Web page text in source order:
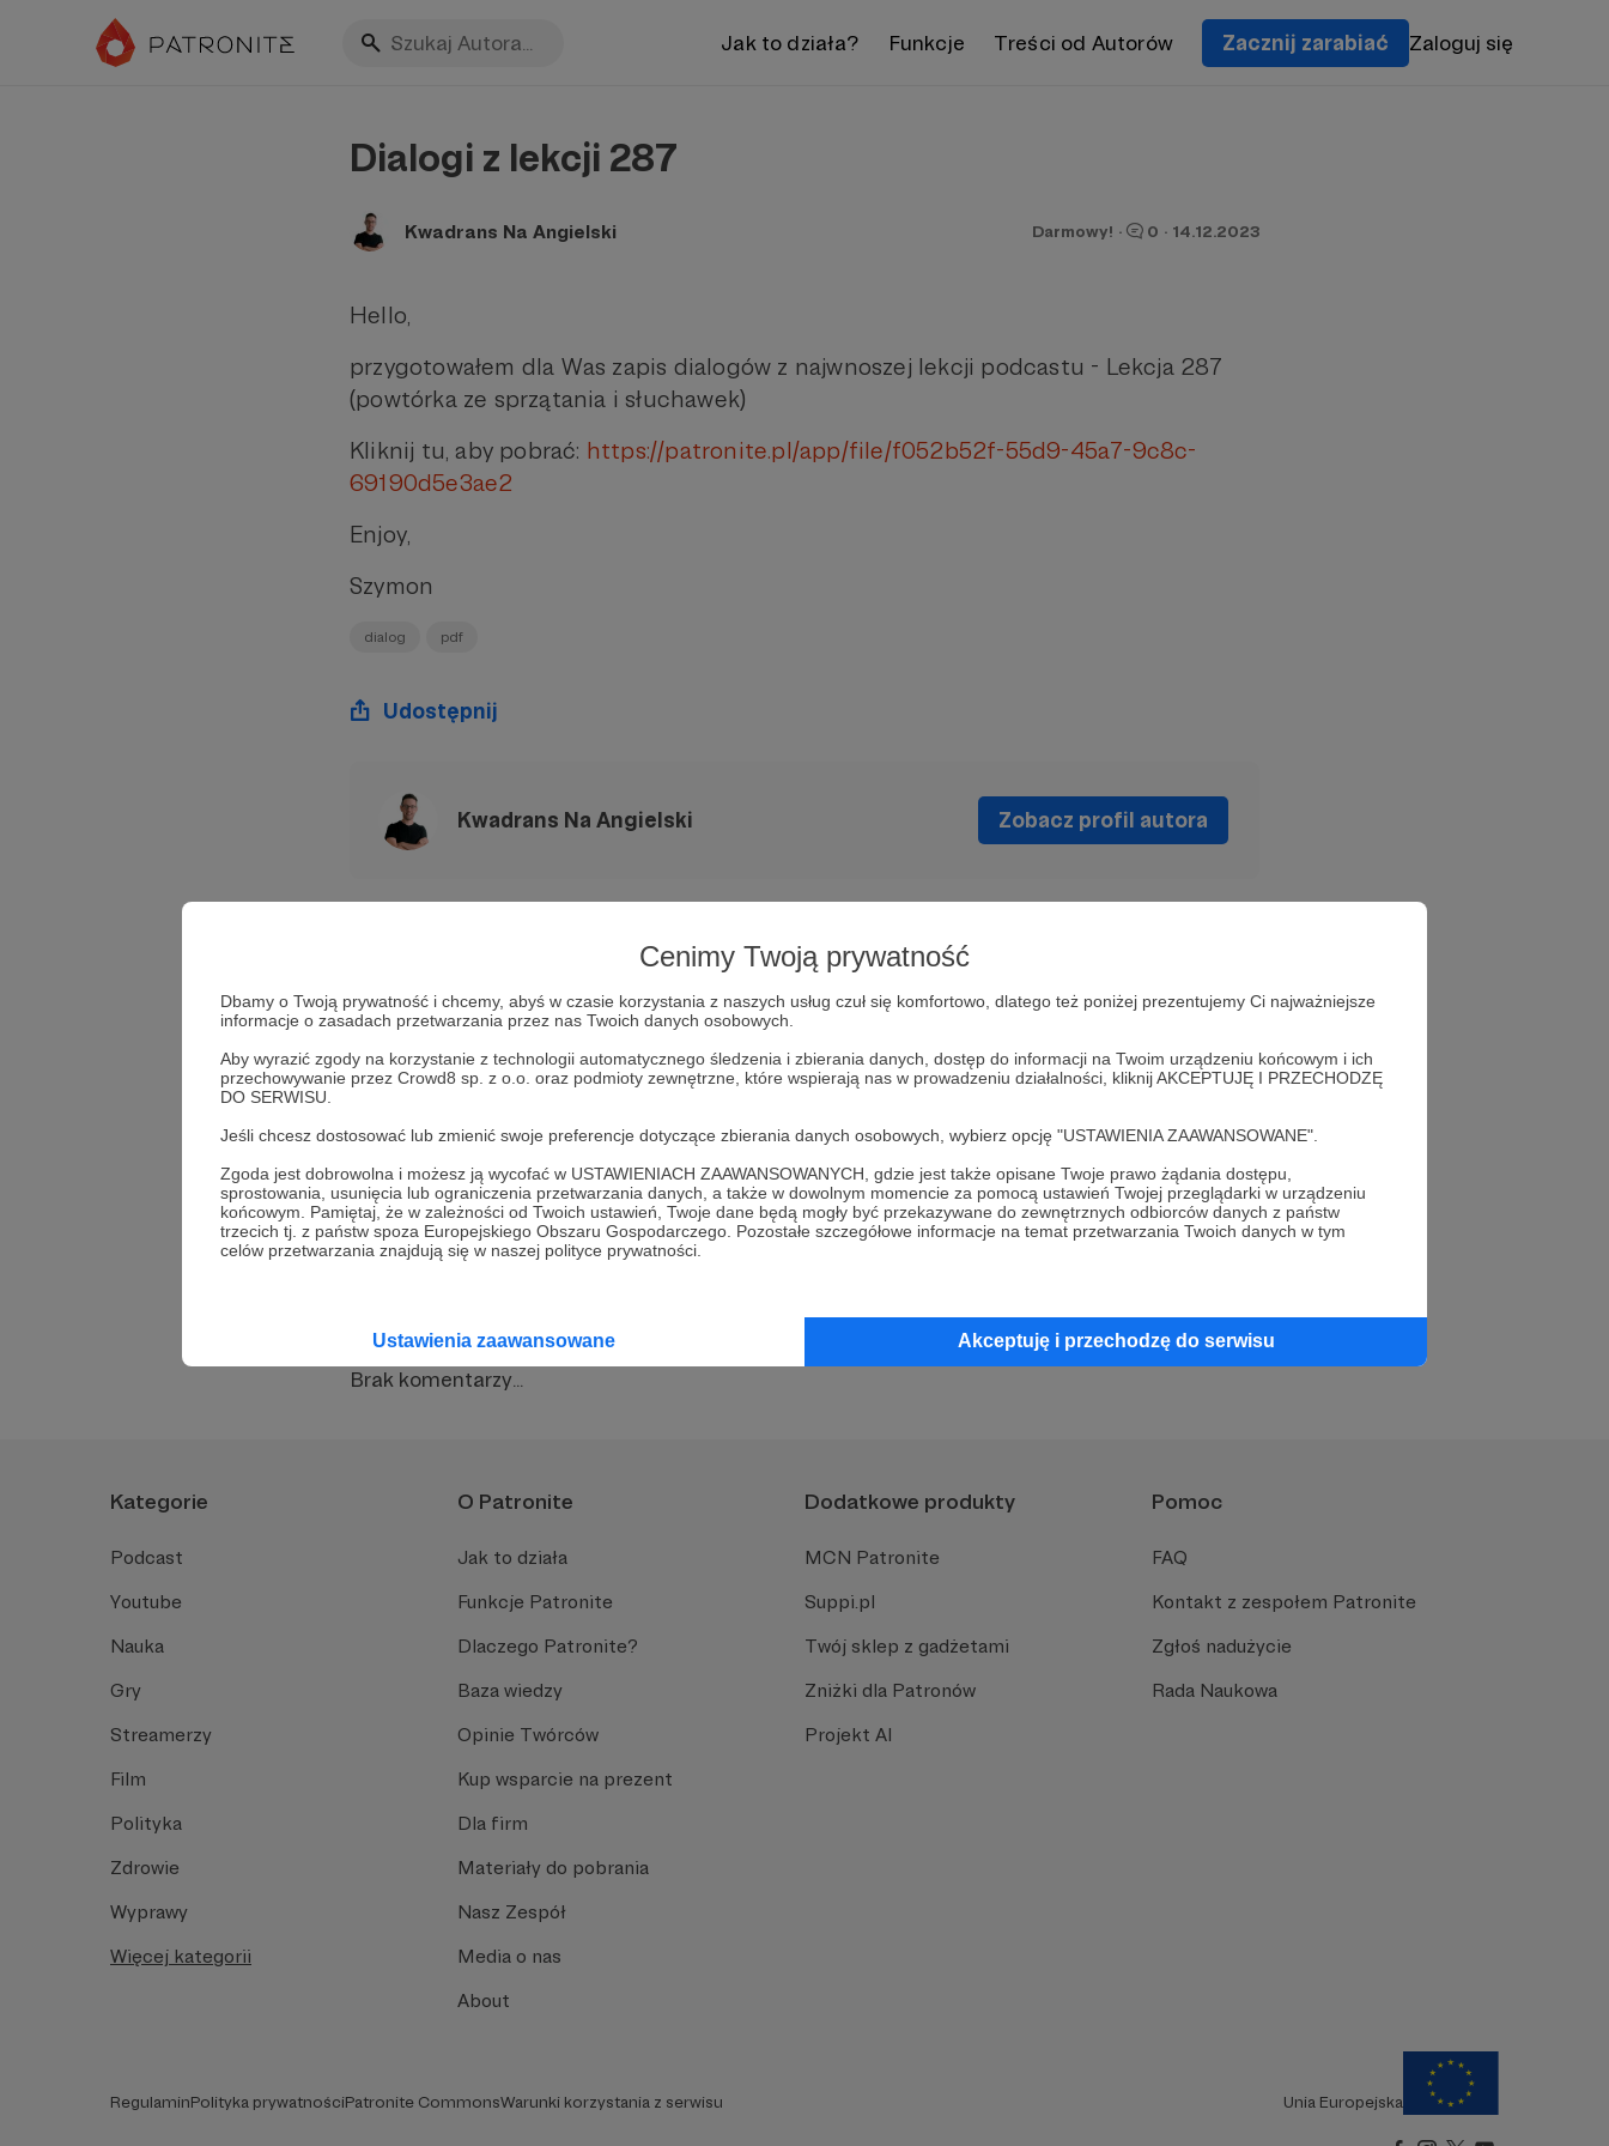
Cenimy Twoją prywatność
Dbamy o Twoją prywatność i chcemy, abyś w czasie korzystania z naszych usług czuł się komfortowo, dlatego też poniżej prezentujemy Ci najważniejsze
informacje o zasadach przetwarzania przez nas Twoich danych osobowych.
Aby wyrazić zgody na korzystanie z technologii automatycznego śledzenia i zbierania danych, dostęp do informacji na Twoim urządzeniu końcowym i ich
przechowywanie przez Crowd8 sp. z o.o. oraz podmioty zewnętrzne, które wspierają nas w prowadzeniu działalności, kliknij AKCEPTUJĘ I PRZECHODZĘ
DO SERWISU.
Jeśli chcesz dostosować lub zmienić swoje preferencje dotyczące zbierania danych osobowych, wybierz opcję "USTAWIENIA ZAAWANSOWANE".
Zgoda jest dobrowolna i możesz ją wycofać w USTAWIENIACH ZAAWANSOWANYCH, gdzie jest także opisane Twoje prawo żądania dostępu,
sprostowania, usunięcia lub ograniczenia przetwarzania danych, a także w dowolnym momencie za pomocą ustawień Twojej przeglądarki w urządzeniu
końcowym. Pamiętaj, że w zależności od Twoich ustawień, Twoje dane będą mogły być przekazywane do zewnętrznych odbiorców danych z państw
trzecich tj. z państw spoza Europejskiego Obszaru Gospodarczego. Pozostałe szczegółowe informacje na temat przetwarzania Twoich danych w tym
celów przetwarzania znajdują się w naszej polityce prywatności.
Ustawienia zaawansowane Akceptuję i przechodzę do serwisu
Jak to działa? Funkcje Treści od Autorów Zacznij zarabiać Zaloguj się
Dialogi z lekcji 287
Kwadrans Na Angielski Darmowy! · 0 · 14.12.2023
Hello,
przygotowałem dla Was zapis dialogów z najwnoszej lekcji podcastu - Lekcja 287
(powtórka ze sprzątania i słuchawek)
Kliknij tu, aby pobrać: https://patronite.pl/app/file/f052b52f-55d9-45a7-9c8c-
69190d5e3ae2
Enjoy,
Szymon
dialog pdf
Udostępnij
Kwadrans Na Angielski Zobacz profil autora
Zadanie#51 (boredom)
Happy Holidays!
Brak komentarzy...
Kategorie
Podcast
Youtube
Nauka
Gry
Streamerzy
Film
Polityka
Zdrowie
Wyprawy
Więcej kategorii
O Patronite
Jak to działa
Funkcje Patronite
Dlaczego Patronite?
Baza wiedzy
Opinie Twórców
Kup wsparcie na prezent
Dla firm
Materiały do pobrania
Nasz Zespół
Media o nas
About
Dodatkowe produkty
MCN Patronite
Suppi.pl
Twój sklep z gadżetami
Zniżki dla Patronów
Projekt AI
Pomoc
FAQ
Kontakt z zespołem Patronite
Zgłoś nadużycie
Rada Naukowa
RegulaminPolityka prywatnościPatronite CommonsWarunki korzystania z serwisu Unia Europejska